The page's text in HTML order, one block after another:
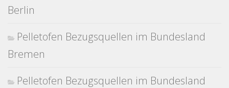
Berlin
Pelletofen Bezugsquellen im Bundesland
Bremen
Pelletofen Bezugsquellen im Bundesland